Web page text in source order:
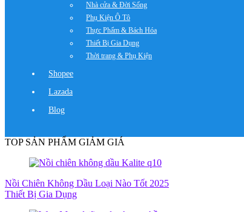
Nhà cửa & Đời Sống
Phụ Kiện Ô Tô
Thực Phẩm & Bách Hóa
Thiết Bị Gia Dụng
Thời trang & Phụ Kiện
Shopee
Lazada
Blog
TOP SẢN PHẨM GIẢM GIÁ
Nồi Chiên Không Dầu Loại Nào Tốt 2025
Thiết Bị Gia Dụng